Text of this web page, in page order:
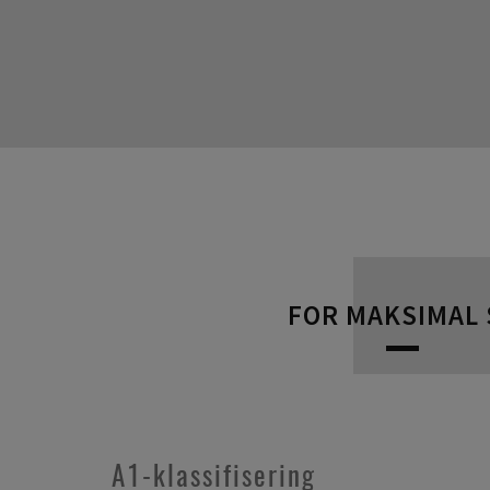
FOR MAKSIMAL
A1-klassifisering